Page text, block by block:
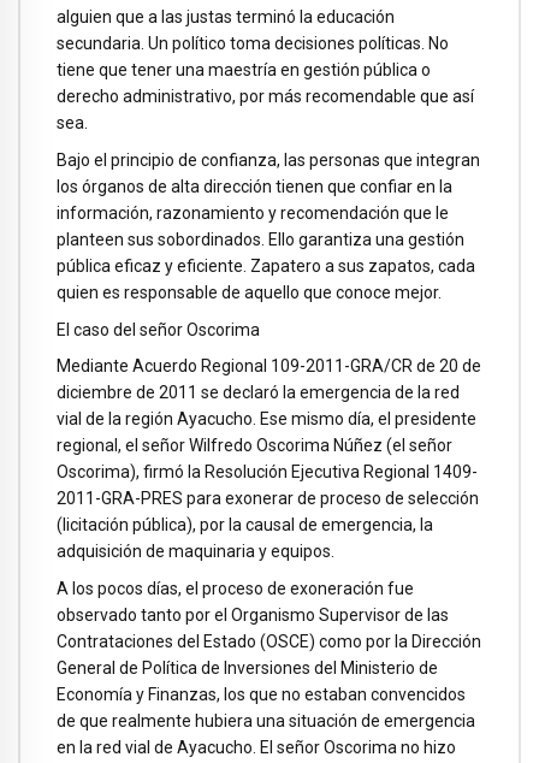
alguien que a las justas terminó la educación
secundaria. Un político toma decisiones políticas. No
tiene que tener una maestría en gestión pública o
derecho administrativo, por más recomendable que así
sea.
Bajo el principio de confianza, las personas que integran
los órganos de alta dirección tienen que confiar en la
información, razonamiento y recomendación que le
planteen sus sobordinados. Ello garantiza una gestión
pública eficaz y eficiente. Zapatero a sus zapatos, cada
quien es responsable de aquello que conoce mejor.
El caso del señor Oscorima
Mediante Acuerdo Regional 109-2011-GRA/CR de 20 de
diciembre de 2011 se declaró la emergencia de la red
vial de la región Ayacucho. Ese mismo día, el presidente
regional, el señor Wilfredo Oscorima Núñez (el señor
Oscorima), firmó la Resolución Ejecutiva Regional 1409-
2011-GRA-PRES para exonerar de proceso de selección
(licitación pública), por la causal de emergencia, la
adquisición de maquinaria y equipos.
A los pocos días, el proceso de exoneración fue
observado tanto por el Organismo Supervisor de las
Contrataciones del Estado (OSCE) como por la Dirección
General de Política de Inversiones del Ministerio de
Economía y Finanzas, los que no estaban convencidos
de que realmente hubiera una situación de emergencia
en la red vial de Ayacucho. El señor Oscorima no hizo